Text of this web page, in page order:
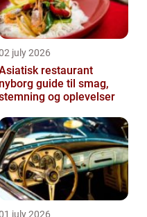
july 2026
restaurant
nyborg guide til smag,
og oplevelser
july 2026